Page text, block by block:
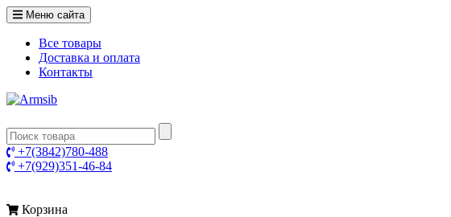
Меню сайта
Все товары
Доставка и оплата
Контакты
+7(3842)780-488
+7(929)351-46-84
Корзина